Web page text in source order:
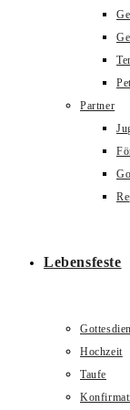
Partner
Lebensfeste
Hochzeit
Taufe